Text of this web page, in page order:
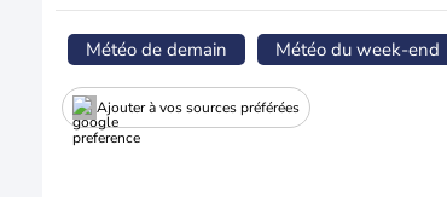
Météo de demain Météo du week-end
Ajouter à vos sources préférées